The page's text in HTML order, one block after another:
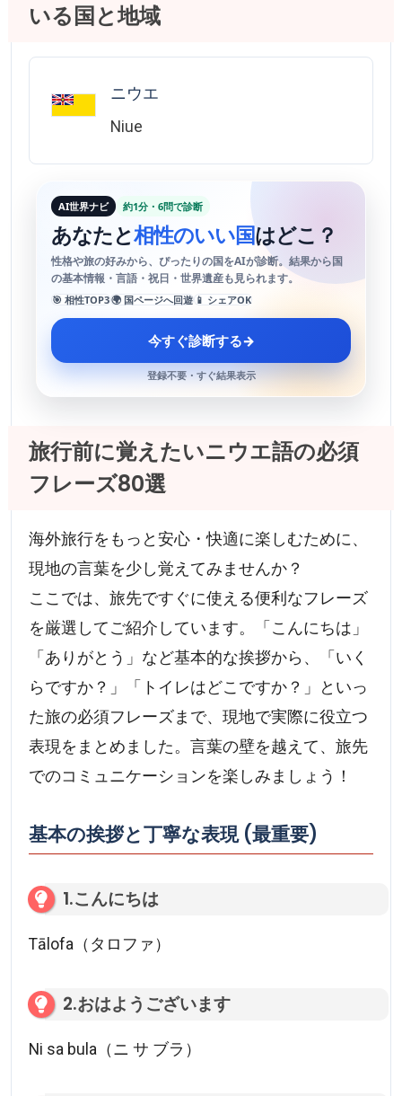
いる国と地域
ニウエ
Niue
AI世界ナビ 約1分・6問で診断
あなたと相性のいい国はどこ？
性格や旅の好みから、ぴったりの国をAIが診断。結果から国
の基本情報・言語・祝日・世界遺産も見られます。
🎯 相性TOP3🌍 国ページへ回遊 📱 シェアOK
今すぐ診断する→
登録不要・すぐ結果表示
旅行前に覚えたいニウエ語の必須
フレーズ80選
海外旅行をもっと安心・快適に楽しむために、
現地の言葉を少し覚えてみませんか？
ここでは、旅先ですぐに使える便利なフレーズ
を厳選してご紹介しています。「こんにちは」
「ありがとう」など基本的な挨拶から、「いく
らですか？」「トイレはどこですか？」といっ
た旅の必須フレーズまで、現地で実際に役立つ
表現をまとめました。言葉の壁を越えて、旅先
でのコミュニケーションを楽しみましょう！
基本の挨拶と丁寧な表現 (最重要)
1.こんにちは
Tālofa（タロファ）
2.おはようございます
Ni sa bula（ニ サ ブラ）